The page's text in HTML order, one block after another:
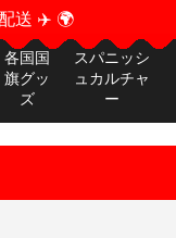
送 ✈️ 🌍
各国国
旗グッ
ズ
スパニッシ
ュカルチャ
ー